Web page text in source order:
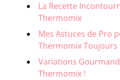
La Recette
Thermomix
Mes Astuces de Pro
Thermomix Toujours
Variations
Thermomix !